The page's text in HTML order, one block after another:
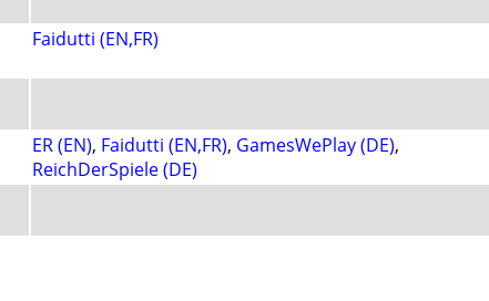
Faidutti (EN,FR)
ER (EN), Faidutti (EN,FR), GamesWePlay (DE),
ReichDerSpiele (DE)